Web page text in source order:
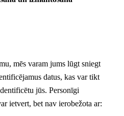
mēs varam jums lūgt sniegt
datus, kas var tikt
jūs. Personīgi
ietvert, bet nav ierobežota ar: